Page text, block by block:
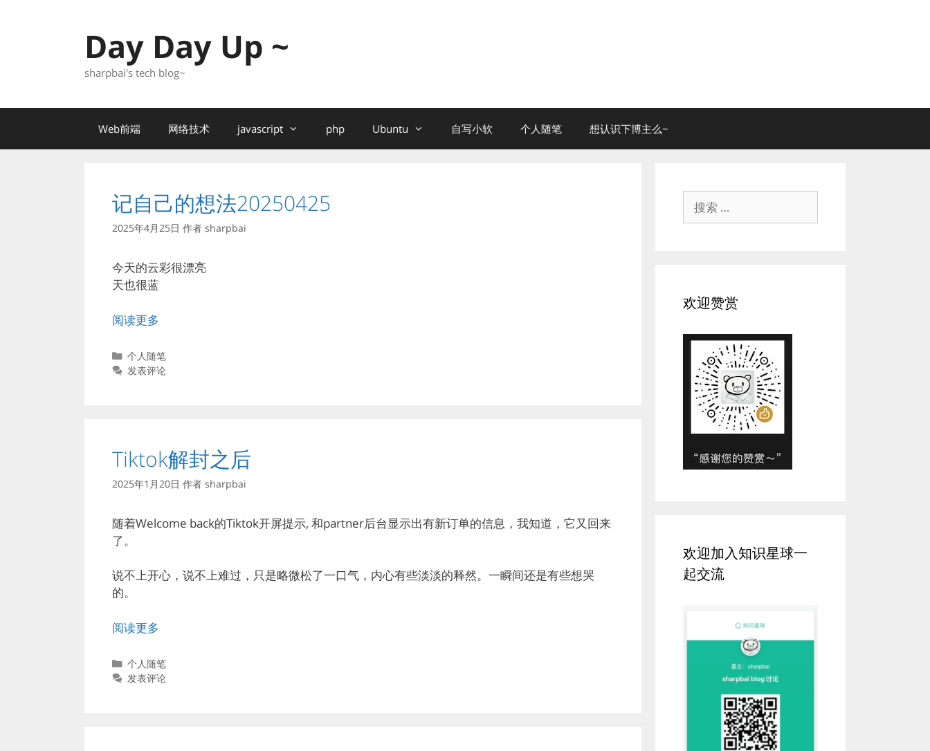
Day Day Up ~
sharpbai's tech blog~
Web前端 网络技术 javascript php Ubuntu 自写小软 个人随笔 想认识下博主么~
记自己的想法20250425
2025年4月25日 作者 sharpbai
今天的云彩很漂亮
天也很蓝
阅读更多
分
类
个人随笔
发表评论
Tiktok解封之后
2025年1月20日 作者 sharpbai
随着Welcome back的Tiktok开屏提示, 和partner后台显示出有新订单的信息，我知道，它又回来
了。
说不上开心，说不上难过，只是略微松了一口气，内心有些淡淡的释然。一瞬间还是有些想哭
的。
阅读更多
分
类
个人随笔
发表评论
索：
欢迎赞赏
欢迎加入知识星球一
起交流